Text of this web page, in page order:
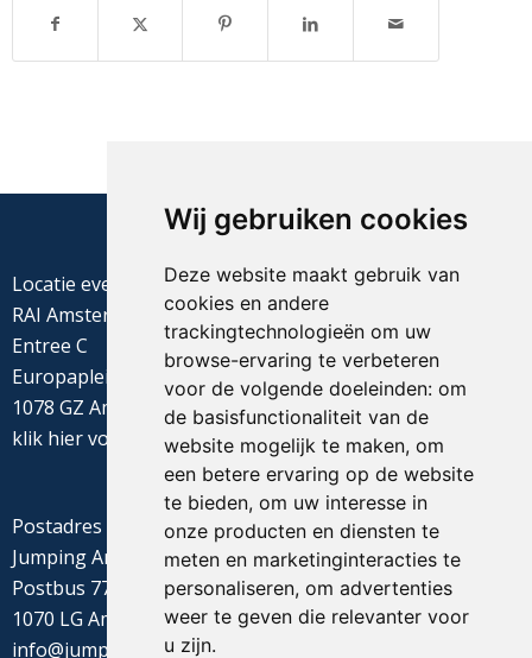
Wij gebruiken cookies
Deze website maakt gebruik van
cookies en andere
trackingtechnologieën om uw
browse-ervaring te verbeteren
voor de volgende doeleinden: om
de basisfunctionaliteit van de
website mogelijk te maken, om
een betere ervaring op de website
te bieden, om uw interesse in
onze producten en diensten te
meten en marketinginteracties te
personaliseren, om advertenties
weer te geven die relevanter voor
u zijn.
Locatie evenement
RAI Amsterdam
Entree C
Europaplein 22
1078 GZ Amsterdam
klik hiervoor de routebeschrijving
Postadres
Jumping Amsterdam
Postbus 77655
1070 LG Amsterdam
info@jumpingamsterdam.nl